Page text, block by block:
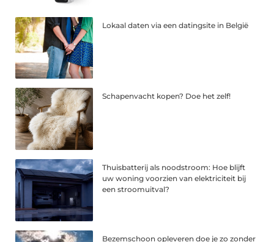
Lokaal daten via een datingsite in België
Schapenvacht kopen? Doe het zelf!
Thuisbatterij als noodstroom: Hoe blijft
uw woning voorzien van elektriciteit bij
een stroomuitval?
Bezemschoon opleveren doe je zo zonder